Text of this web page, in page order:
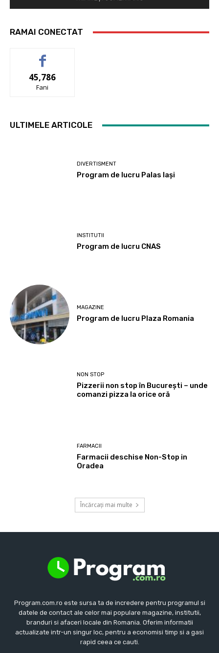
RAMAI CONECTAT
45,786
Fani
ULTIMELE ARTICOLE
DIVERTISMENT
Program de lucru Palas Iași
INSTITUTII
Program de lucru CNAS
MAGAZINE
Program de lucru Plaza Romania
NON STOP
Pizzerii non stop în București – unde
comanzi pizza la orice oră
FARMACII
Farmacii deschise Non-Stop in
Oradea
Încărcați mai multe
Program.com.ro este sursa ta de incredere pentru programul si
datele de contact ale celor mai populare magazine, institutii,
branduri si afaceri locale din Romania. Oferim informatii
actualizate intr-un singur loc, pentru a economisi timp si a gasi
rapid ceea ce cauti.